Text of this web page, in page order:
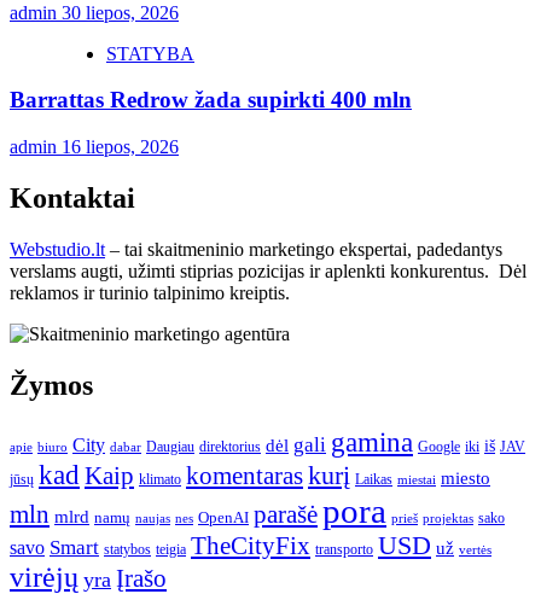
admin 30 liepos, 2026
STATYBA
Barrattas Redrow žada supirkti 400 mln
admin 16 liepos, 2026
Kontaktai
Webstudio.lt – tai skaitmeninio marketingo ekspertai, padedantys
verslams augti, užimti stiprias pozicijas ir aplenkti konkurentus. Dėl
reklamos ir turinio talpinimo kreiptis.
Žymos
apie biuro City dabar Daugiau direktorius dėl gali gamina Google iki iš JAV
jūsų kad Kaip klimato komentaraskurį Laikas miestai miesto
mln mlrd namų naujas nes OpenAI parašėpora prieš projektas sako
savo Smart statybos teigia TheCityFix transporto USD už vertės
virėjų yra Įrašo